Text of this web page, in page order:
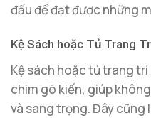
đấu để đạt được những
Kệ Sách hoặc Tủ Trang
Kệ sách hoặc tủ trang
chim gõ kiến, giúp
và sang trọng. Đây cũng